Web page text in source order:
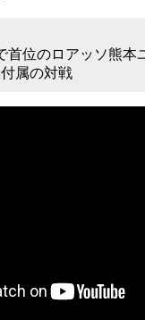
首位のロアッソ熊本
属の対戦